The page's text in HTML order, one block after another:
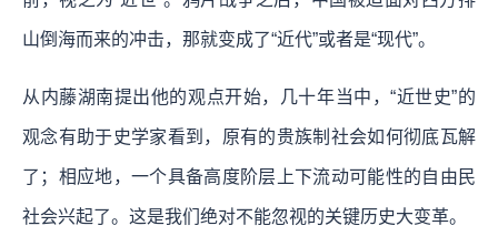
山倒海而来的冲击，那就变成了“近代”或者是“现代”。
从内藤湖南提出他的观点开始，几十年当中，“近世史”的
观念有助于史学家看到，原有的贵族制社会如何彻底瓦解
了；相应地，一个具备高度阶层上下流动可能性的自由民
社会兴起了。这是我们绝对不能忽视的关键历史大变革。